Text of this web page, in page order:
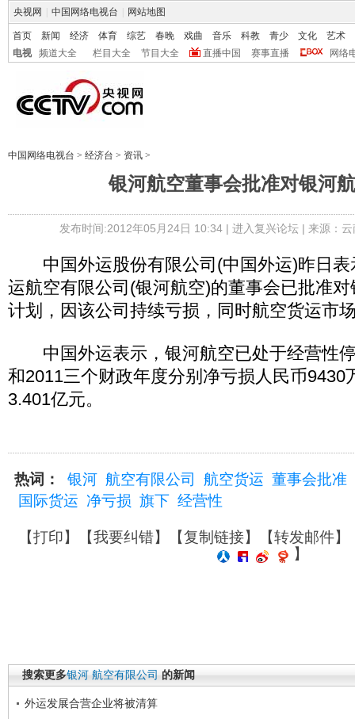
央视网 中国网络电视台 网站地图
首页 新闻 经济 体育 综艺 春晚 戏曲 音乐 科教 青少 文化
艺术
电视
频道大全 栏目大全 节目大全 直播中国 赛事直播 网络
中国网络电视台 > 经济台 > 资讯 >
银河航空董事会批准对银河
发布时间:2012年05月24日 10:34 | 进入复兴论坛| 来源：
中国外运股份有限公司(中国外运)昨日表
运航空有限公司(银河航空)的董事会已批准
计划，因该公司持续亏损，同时航空货运市
中国外运表示，银河航空已处于经营性停
和2011三个财政年度分别净亏损人民币9430
3.401亿元。
热词： 银河 航空有限公司 航空货运 董事会批准
国际货运 净亏损 旗下 经营性
【打印】【我要纠错】【复制链接】【转发邮件】
】
搜索更多银河 航空有限公司 的新闻
外运发展合营企业将被清算